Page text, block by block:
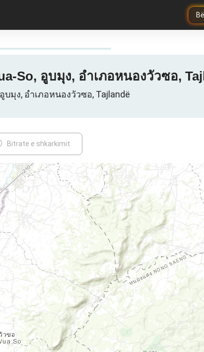
So, อูบมุง, อำเภอหนองวัวซอ,
บมุง, อำเภอหนองวัวซอ, Tajlandë
Bitrate e shkarkimit